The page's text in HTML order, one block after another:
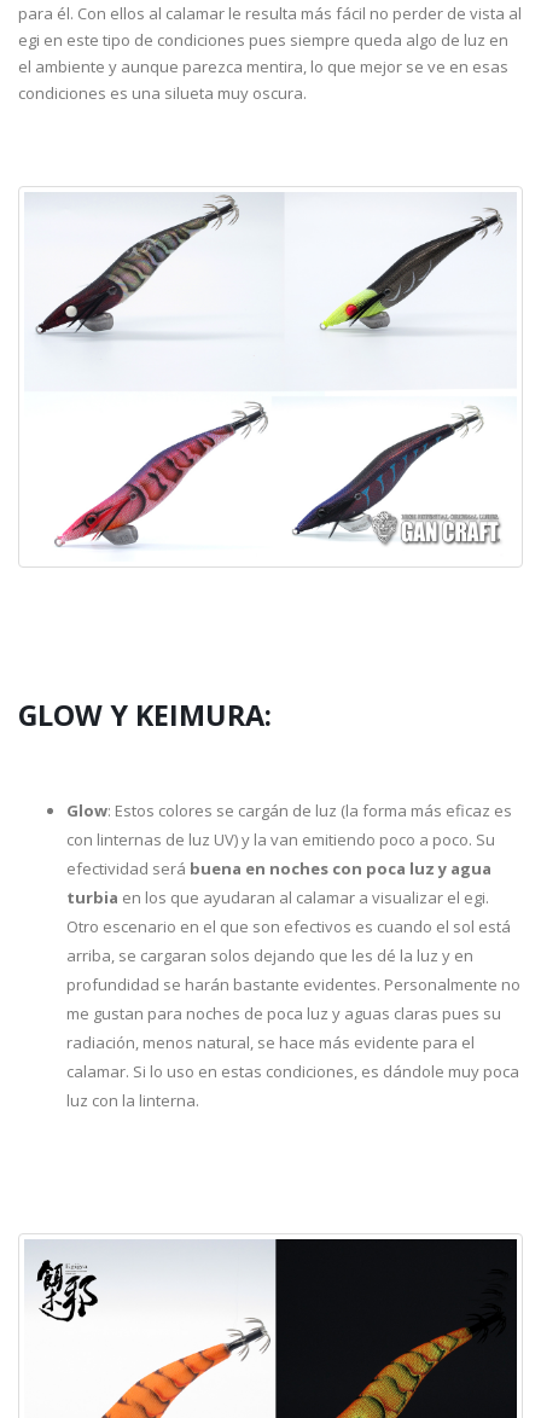
para él. Con ellos al calamar le resulta más fácil no perder de vista al
egi en este tipo de condiciones pues siempre queda algo de luz en
el ambiente y aunque parezca mentira, lo que mejor se ve en esas
condiciones es una silueta muy oscura.
GLOW Y KEIMURA:
Glow: Estos colores se cargán de luz (la forma más eficaz es
con linternas de luz UV) y la van emitiendo poco a poco. Su
efectividad será buena en noches con poca luz y agua
turbia en los que ayudaran al calamar a visualizar el egi.
Otro escenario en el que son efectivos es cuando el sol está
arriba, se cargaran solos dejando que les dé la luz y en
profundidad se harán bastante evidentes. Personalmente no
me gustan para noches de poca luz y aguas claras pues su
radiación, menos natural, se hace más evidente para el
calamar. Si lo uso en estas condiciones, es dándole muy poca
luz con la linterna.